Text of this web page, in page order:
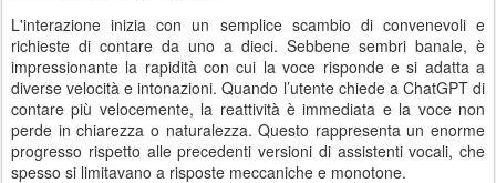
L'interazione inizia con un semplice scambio di convenevoli e
richieste di contare da uno a dieci. Sebbene sembri banale, è
impressionante la rapidità con cui la voce risponde e si adatta a
diverse velocità e intonazioni. Quando l’utente chiede a ChatGPT di
contare più velocemente, la reattività è immediata e la voce non
perde in chiarezza o naturalezza. Questo rappresenta un enorme
progresso rispetto alle precedenti versioni di assistenti vocali, che
spesso si limitavano a risposte meccaniche e monotone.